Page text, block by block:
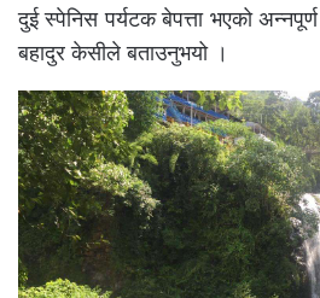
दुई स्पेनिस पर्यटक बेपत्ता भएको अन्नपूर्ण
बहादुर केसीले बताउनुभयो ।